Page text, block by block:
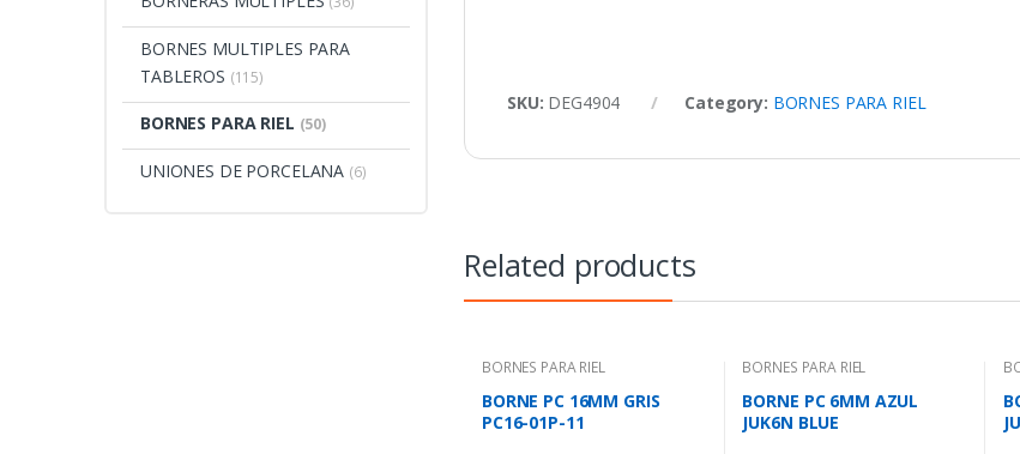
SKU: DEG4904 Category: BORNES PARA RIEL
Related products
BORNES PARA RIEL
BORNE PC 16MM GRIS
PC16-01P-11
BORNES PARA RIEL
BORNE PC 6MM AZUL
JUK6N BLUE
BORNES MULTIPLES PARA
TABLEROS (115)
BORNES PARA RIEL (50)
UNIONES DE PORCELANA (6)